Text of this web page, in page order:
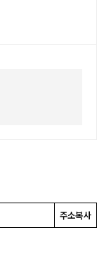
주소복사